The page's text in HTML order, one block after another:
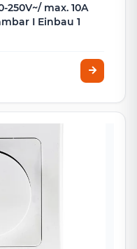
250V~/ max. 10A
I Einbau 1